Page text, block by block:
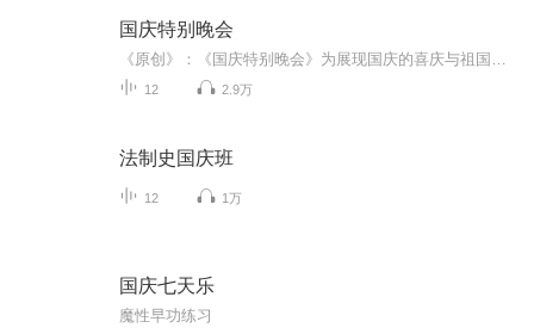
国庆特别晚会
12 2.9万
法制史国庆班
12 1万
国庆七天乐
魔性早功练习